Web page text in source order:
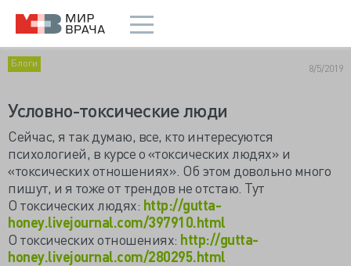
Блоги 8/5/2019
Условно-токсические люди
Сейчас, я так думаю, все, кто интересуются
психологией, в курсе о «токсических людях» и
«токсических отношениях». Об этом довольно много
пишут, и я тоже от трендов не отстаю. Тут
О токсических людях: http://gutta-
honey.livejournal.com/397910.html
О токсических отношениях: http://gutta-
honey.livejournal.com/280295.html